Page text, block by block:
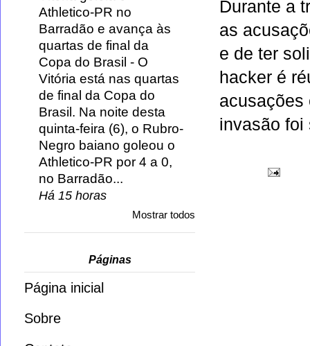
Durante a
as
e de ter
hacker é
acusações
invasão foi
Athletico-PR no
Barradão e avança às
quartas de final da
Copa do Brasil - O
Vitória está nas quartas
de final da Copa do
Brasil. Na noite desta
quinta-feira (6), o Rubro-
Negro baiano goleou o
Athletico-PR por 4 a 0,
no Barradão...
Há 15 horas
Mostrar todos
Páginas
Página inicial
Sobre